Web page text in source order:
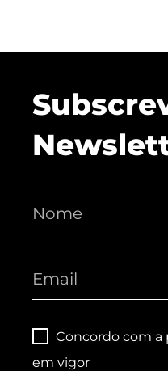
Concordo com a
em vigor